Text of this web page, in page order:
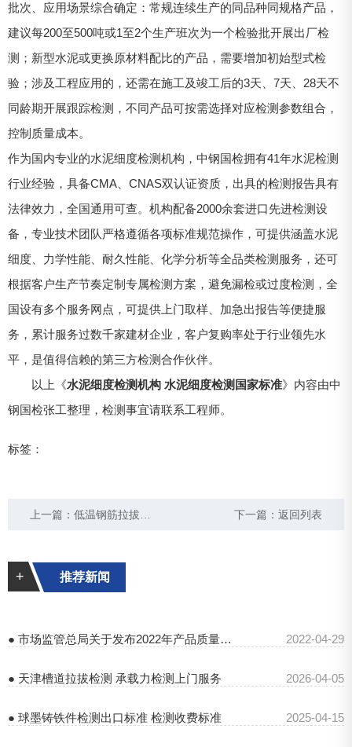
批次、应用场景综合确定：常规连续生产的同品种同规格产品，
建议每200至500吨或1至2个生产班次为一个检验批开展出厂检
测；新型水泥或更换原材料配比的产品，需要增加初始型式检
验；涉及工程应用的，还需在施工及竣工后的3天、7天、28天不
同龄期开展跟踪检测，不同产品可按需选择对应检测参数组合，
控制质量成本。
作为国内专业的水泥细度检测机构，中钢国检拥有41年水泥检测
行业经验，具备CMA、CNAS双认证资质，出具的检测报告具有
法律效力，全国通用可查。机构配备2000余套进口先进检测设
备，专业技术团队严格遵循各项标准规范操作，可提供涵盖水泥
细度、力学性能、耐久性能、化学分析等全品类检测服务，还可
根据客户生产节奏定制专属检测方案，避免漏检或过度检测，全
国设有多个服务网点，可提供上门取样、加急出报告等便捷服
务，累计服务过数千家建材企业，客户复购率处于行业领先水
平，是值得信赖的第三方检测合作伙伴。
以上《水泥细度检测机构 水泥细度检测国家标准》内容由中
钢国检张工整理，检测事宜请联系工程师。
标签：
上一篇：低温钢筋拉拔试验费用 低温钢筋拉拔试验标准 下一篇： 返回列表
+ 推荐新闻
● 市场监管总局关于发布2022年产品质量国家监督抽查计划的公告 2022-04-29
● 天津槽道拉拔检测 承载力检测上门服务 2026-04-05
● 球墨铸铁件检测出口标准 检测收费标准 2025-04-15